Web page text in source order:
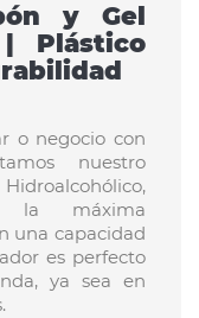
y Gel
| Plástico
o negocio con
nuestro
la máxima
una capacidad
es perfecto
ya sea en